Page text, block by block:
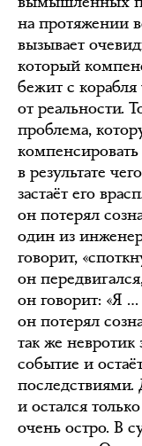
на протяжении
вызывает
который
бежит с
от реальности.
проблема,
в результате
застаёт его
он потерял
один из
говорит,
он
он говорит: «Я
он потерял
так же
событие и
и остался
очень остро. В